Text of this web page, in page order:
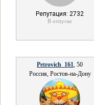
Репутация: 2732
В отпуске
Petrovich_161, 50
Россия, Ростов-на-Дону